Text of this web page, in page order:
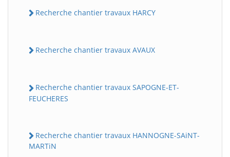
Recherche chantier travaux HARCY
Recherche chantier travaux AVAUX
Recherche chantier travaux SAPOGNE-ET-
FEUCHERES
Recherche chantier travaux HANNOGNE-SAiNT-
MARTiN